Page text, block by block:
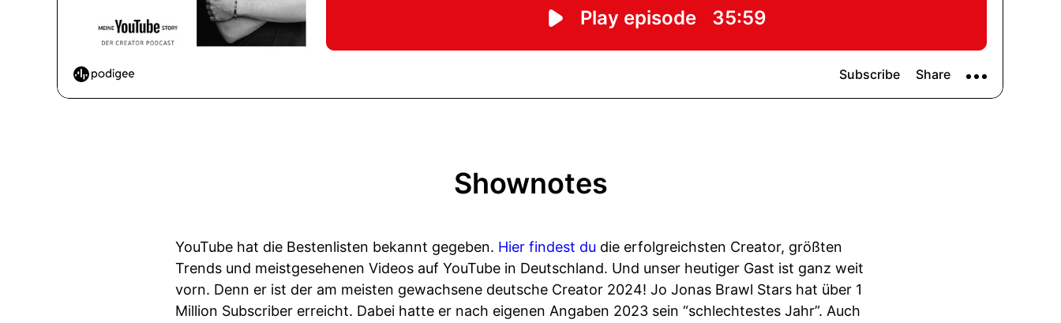
Shownotes
YouTube hat die Bestenlisten bekannt gegeben. Hier findest du die erfolgreichsten Creator, größten
Trends und meistgesehenen Videos auf YouTube in Deutschland. Und unser heutiger Gast ist ganz weit
vorn. Denn er ist der am meisten gewachsene deutsche Creator 2024! Jo Jonas Brawl Stars hat über 1
Million Subscriber erreicht. Dabei hatte er nach eigenen Angaben 2023 sein “schlechtestes Jahr”. Auch